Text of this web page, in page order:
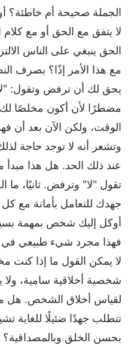
الجملة صحيحة أم خاطئة؟
لا يتفق مع الحق أو مع
الحق ينبغي على الناس
مع هذا الأمر إذًا؟ بصرف
يحق لك أن ترفض وتقول:
مضطرًا لأن أكون مخلصًا
الوقت، ولكن الآن بعد أن
وتشعر أنه لا توجد حاجة
عند ذلك الحد. هل هذا
تقول "لا" وترفض. ثانيًا، ما
جهدك للتعامل بأمانة مع كل
أوكل إليك شخص بمهمة
فهذا مجرد شيء طبيعي في
لا يمكن القول ما إذا كنت
شخصية أخلاقية سامية، ولا
لقياس أخلاق الشخص.
تتطلب جهدًا ضئيلًا للغاية
بحسن الخلق